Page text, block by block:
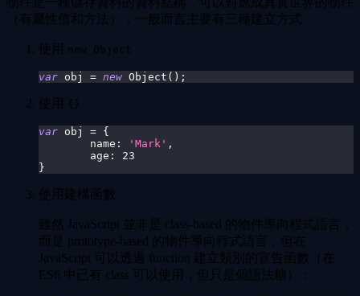
（有屬性值和方法），一般而言主要有三種建立方式：
使用 new Object
var obj = new Object ( ) ;
使用 {}
var obj = {
name : 'Mark' ,
age :
23
}
使用建構函數
雖然 JavaScript 並非是 class-based 的物件導向程式語言，
而是 prototype-based 的物件導向程式語言，但在
JavaScript 可以透過 function 建立類別的宣告函數（在
ES6 中已有 class 可以使用，但只是個語法糖）：